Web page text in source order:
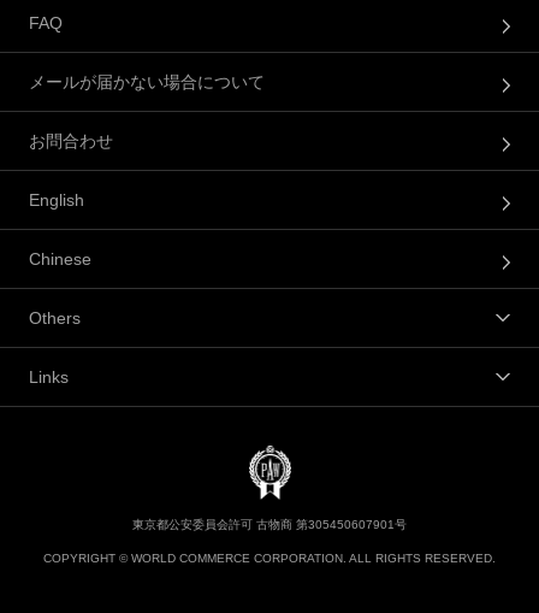
FAQ
メールが届かない場合について
お問合わせ
English
Chinese
Others
Links
東京都公安委員会許可 古物商 第305450607901号
COPYRIGHT © WORLD COMMERCE CORPORATION. ALL RIGHTS RESERVED.